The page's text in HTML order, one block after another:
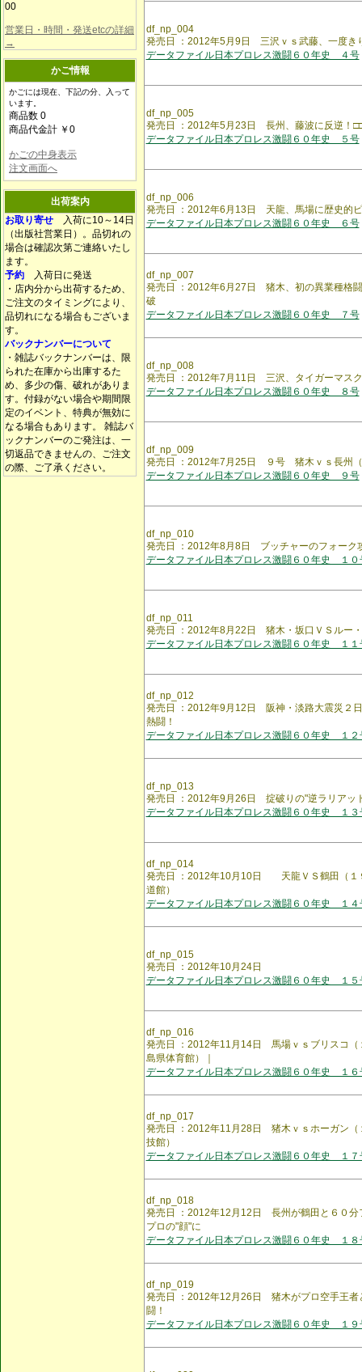
00
営業日・時間・発送etcの詳細
→
かご情報
かごには現在、下記の分、入って
います。
商品数 0
商品代金計 ￥0
かごの中身表示
注文画面へ
出荷案内
お取り寄せ 入荷に10～14日
（出版社営業日）。品切れの
場合は確認次第ご連絡いたし
ます。
予約 入荷日に発送
・店内分から出荷するため、
ご注文のタイミングにより、
品切れになる場合もございま
す。
バックナンバーについて
・雑誌バックナンバーは、限
られた在庫から出庫するた
め、多少の傷、破れがありま
す。付録がない場合や期間限
定のイベント、特典が無効に
なる場合もあります。 雑誌バ
ックナンバーのご発注は、一
切返品できませんの、ご注文
の際、ご了承ください。
df_np_004
発売日 ：2012年5月9日 三沢ｖｓ武藤、一度き
データファイル日本プロレス激闘６０年史 ４号
df_np_005
発売日 ：2012年5月23日 長州、藤波に反逆！
データファイル日本プロレス激闘６０年史 ５号
df_np_006
発売日 ：2012年6月13日 天龍、馬場に歴史的
データファイル日本プロレス激闘６０年史 ６号
df_np_007
発売日 ：2012年6月27日 猪木、初の異業種格
破
データファイル日本プロレス激闘６０年史 ７号
df_np_008
発売日 ：2012年7月11日 三沢、タイガーマス
データファイル日本プロレス激闘６０年史 ８号
df_np_009
発売日 ：2012年7月25日 ９号 猪木ｖｓ長州
データファイル日本プロレス激闘６０年史 ９号
df_np_010
発売日 ：2012年8月8日 ブッチャーのフォーク
データファイル日本プロレス激闘６０年史 １０
df_np_011
発売日 ：2012年8月22日 猪木・坂口ＶＳルー
データファイル日本プロレス激闘６０年史 １１
df_np_012
発売日 ：2012年9月12日 阪神・淡路大震災２
熱闘！
データファイル日本プロレス激闘６０年史 １２
df_np_013
発売日 ：2012年9月26日 掟破りの"逆ラリアッ
データファイル日本プロレス激闘６０年史 １３
df_np_014
発売日 ：2012年10月10日 天龍ＶＳ鶴田（１
道館）
データファイル日本プロレス激闘６０年史 １４
df_np_015
発売日 ：2012年10月24日
データファイル日本プロレス激闘６０年史 １５
df_np_016
発売日 ：2012年11月14日 馬場ｖｓブリスコ（
島県体育館）｜
データファイル日本プロレス激闘６０年史 １６
df_np_017
発売日 ：2012年11月28日 猪木ｖｓホーガン（
技館）
データファイル日本プロレス激闘６０年史 １７
df_np_018
発売日 ：2012年12月12日 長州が鶴田と６０
プロの"顔"に
データファイル日本プロレス激闘６０年史 １８
df_np_019
発売日 ：2012年12月26日 猪木がプロ空手王者
闘！
データファイル日本プロレス激闘６０年史 １９